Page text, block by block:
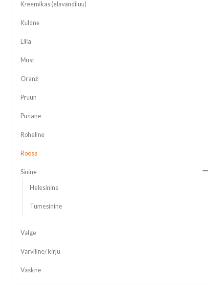
Kreemikas (elavandiluu)
Kuldne
Lilla
Must
Oranž
Pruun
Punane
Roheline
Roosa
Sinine
Helesinine
Tumesinine
Valge
Värviline/ kirju
Vaskne